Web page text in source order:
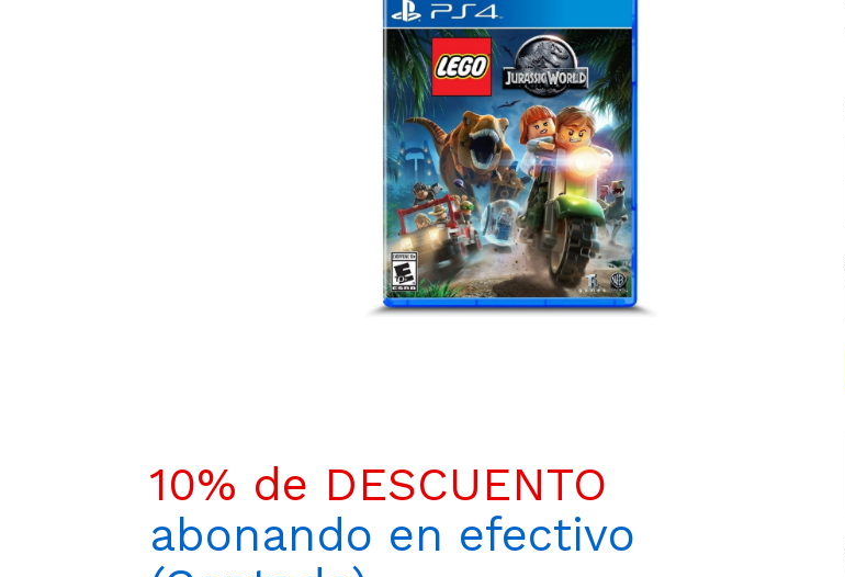
10% de DESCUENTO
abonando en efectivo